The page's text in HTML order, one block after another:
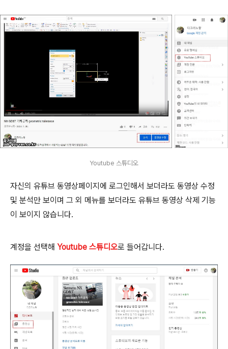
Youtube 스튜디오
자신의 유튜브 동영상페이지에 로그인해서 보더라도 동영상 수정
및 분석만 보이며 그 외 메뉴를 보더라도 유튜브 동영상 삭제 기능
이 보이지 않습니다.
계정을 선택해 Youtube 스튜디오로 들어갑니다.